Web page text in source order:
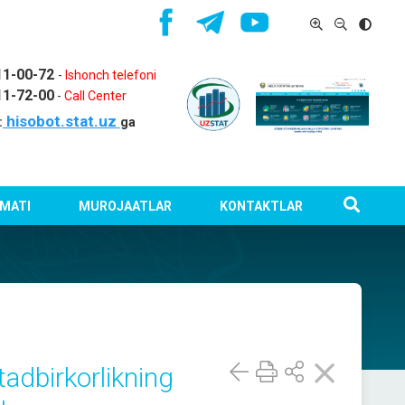
00-72 - Ishonch telefoni
72-00- Call Center
hisobot.stat.uz ga
MUROJAATLAR KONTAKTLAR